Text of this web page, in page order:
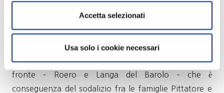
Accetta selezionati
Usa solo i cookie necessari
una sala degustazione. Intanto è ormai in funzione la
nuova cantina, sempre nel Comune di Barolo lungo la
strada che porta al Comune provenendo da Alba. Il
panorama produttivo è interessante e articolato:
esprime infatti l’impegno dell’azienda sul doppio
fronte – Roero e Langa del Barolo – che è
conseguenza del sodalizio fra le famiglie Pittatore e